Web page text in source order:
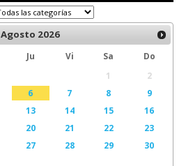
Agosto 2026
Ju Vi Sa
Do
1
2
6 7 8
9
13 14 15
16
20 21 22
23
27 28 29
30